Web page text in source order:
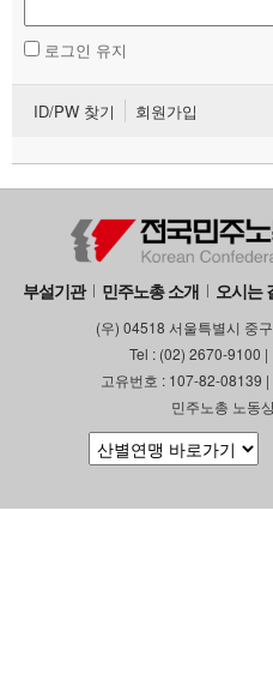
로그인 유지
ID/PW 찾기 회원가입
부설기관 민주노총 소개 오시는
(우) 04518 서울특별시 중
Tel : (02) 2670-9100
고유번호 : 107-82-08139
민주노총 노동
부설기관
업무